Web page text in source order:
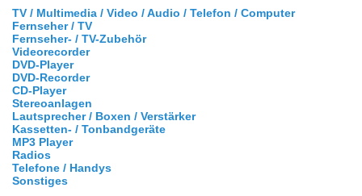
TV / Multimedia / Video / Audio / Telefon / Computer
Fernseher / TV
Fernseher- / TV-Zubehör
Videorecorder
DVD-Player
DVD-Recorder
CD-Player
Stereoanlagen
Lautsprecher / Boxen / Verstärker
Kassetten- / Tonbandgeräte
MP3 Player
Radios
Telefone / Handys
Sonstiges